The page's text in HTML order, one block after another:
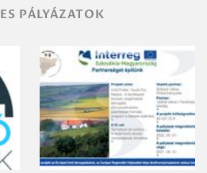
PÁLYÁZATOK